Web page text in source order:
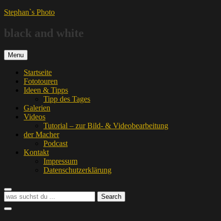
Skip
content
Stephan`s Photo
black and white
Menu
Startseite
Fototouren
Ideen & Tipps
Tipp des Tages
Galerien
Videos
Tutorial – zur Bild- & Videobearbeitung
der Macher
Podcast
Kontakt
Impressum
Datenschutzerklärung
Search
Search
for:
Search
Social